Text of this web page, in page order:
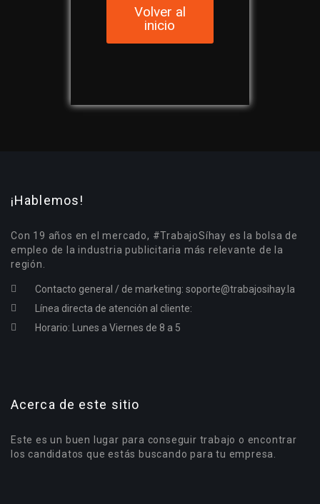
Volver al
inicio
¡Hablemos!
Con 19 años en el mercado, #TrabajoSíhay es la bolsa de
empleo de la industria publicitaria más relevante de la
región.
Contacto general / de marketing: soporte@trabajosihay.la
Línea directa de atención al cliente:
Horario: Lunes a Viernes de 8 a 5
Acerca de este sitio
Este es un buen lugar para conseguir trabajo o encontrar
los candidatos que estás buscando para tu empresa.